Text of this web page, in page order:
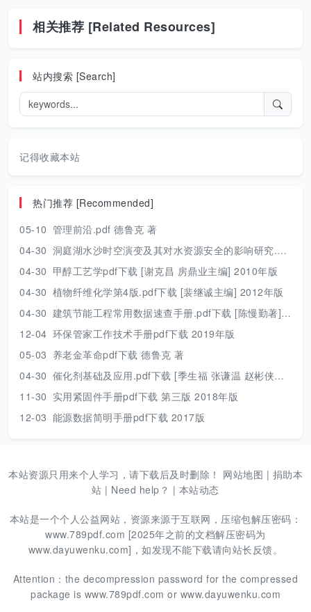
相关推荐 [Related Resources]
站内搜索 [Search]
记得收藏本站
热门推荐 [Recommended]
05-10 管理前沿.pdf 德鲁克 著
04-30 洞庭湖水沙时空演变及其对水资源安全的影响研究.pdf 胡光伟 著 2017年版
04-30 甲醇工艺学pdf下载 [谢克昌 房鼎业主编] 2010年版
04-30 植物纤维化学第4版.pdf下载 [裴继诚主编] 2012年版
04-30 建筑节能工程常用数据速查手册.pdf下载 [陈慢勤著] 2010年版
12-04 环保管家工作技术手册pdf下载 2019年版
05-03 养老金革命pdf下载 德鲁克 著
04-30 催化剂基础及应用.pdf下载 [季生福 张谦温 赵彬侠编] 2011年版
11-30 实用紧固件手册pdf下载 第三版 2018年版
12-03 能源数据简明手册pdf下载 2017版
本站资源只用来个人学习，请下载后及时删除！ 网站地图 | 捐助本
站 | Need help？ | 本站动态
本站是一个个人公益网站，资源来源于互联网，压缩包解压密码：
www.789pdf.com [2025年之前的文档解压密码为
www.dayuwenku.com]，如发现不能下载请向站长反馈。
Attention：the decompression password for the compressed
package is www.789pdf.com or www.dayuwenku.com